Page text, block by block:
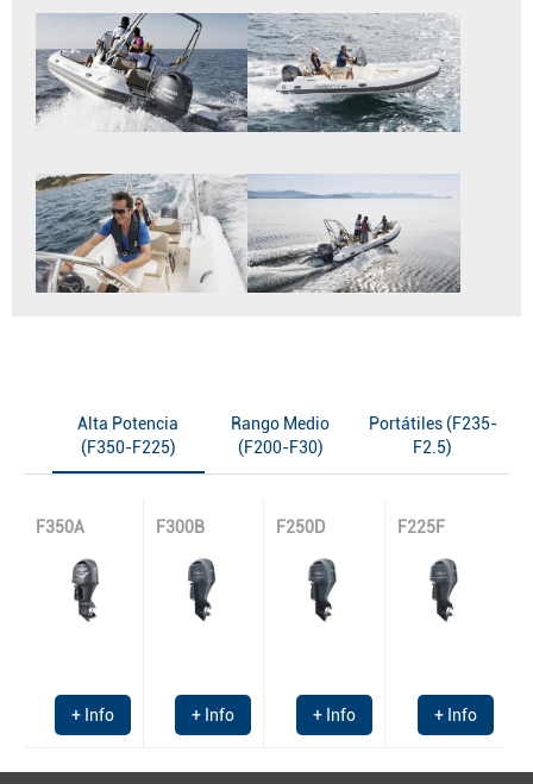
Alta Potencia
(F350-F225)
Rango Medio
(F200-F30)
Portátiles (F235-
F2.5)
F350A
+ Info
F300B
+ Info
F250D
+ Info
F225F
+ Info